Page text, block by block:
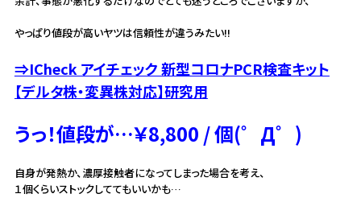
やっぱり値段が高いヤツは信頼性が違うみたい!!
⇒ICheck アイチェック 新型コロナPCR検査キット
【デルタ株・変異株対応】研究用
うっ！値段が…￥8,800 / 個(゜Д゜)
自身が発熱か、濃厚接触者になってしまった場合を考え、
１個くらいストックしててもいいかも…